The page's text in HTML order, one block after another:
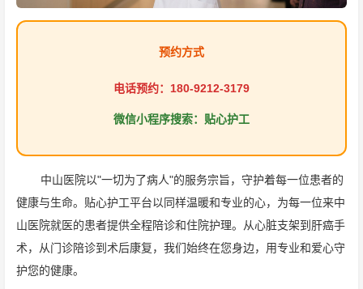
预约方式
电话预约：180-9212-3179
微信小程序搜索：贴心护工
中山医院以"一切为了病人"的服务宗旨，守护着每一位患者的
健康与生命。贴心护工平台以同样温暖和专业的心，为每一位来中
山医院就医的患者提供全程陪诊和住院护理。从心脏支架到肝癌手
术，从门诊陪诊到术后康复，我们始终在您身边，用专业和爱心守
护您的健康。